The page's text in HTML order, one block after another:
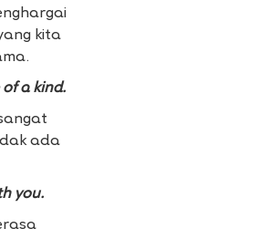
kita
of a kind.
ada
you.